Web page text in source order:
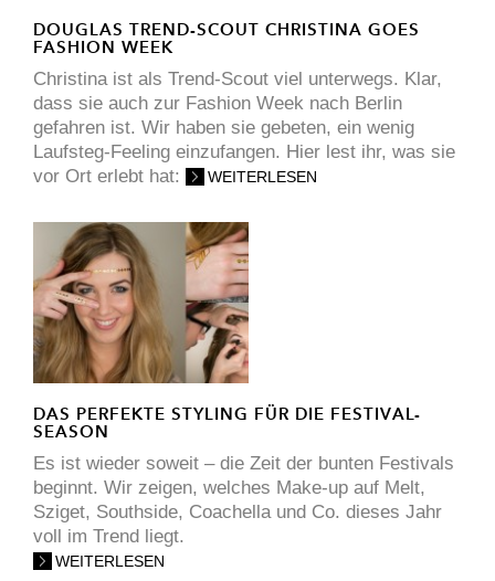
DOUGLAS TREND-SCOUT CHRISTINA GOES
FASHION WEEK
Christina ist als Trend-Scout viel unterwegs. Klar,
dass sie auch zur Fashion Week nach Berlin
gefahren ist. Wir haben sie gebeten, ein wenig
Laufsteg-Feeling einzufangen. Hier lest ihr, was sie
vor Ort erlebt hat:
WEITERLESEN
DAS PERFEKTE STYLING FÜR DIE FESTIVAL-
SEASON
Es ist wieder soweit – die Zeit der bunten Festivals
beginnt. Wir zeigen, welches Make-up auf Melt,
Sziget, Southside, Coachella und Co. dieses Jahr
voll im Trend liegt.
WEITERLESEN